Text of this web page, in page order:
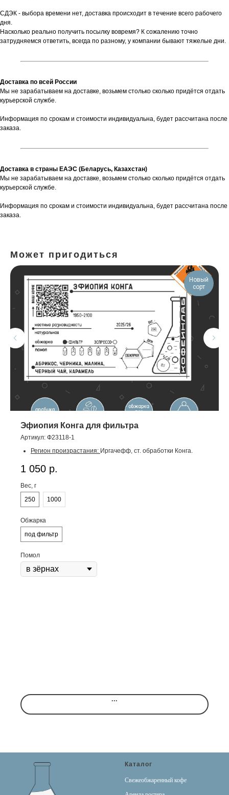
СДЭК - выбора времени нет, доставка происходит в течение всего рабочего
дня.
Насколько реально получить посылку вовремя? К сожалению точно
затрудняемся ответить, всегда по разному, у компании бывают тяжелые дни.
Доставка по всей России
Мы не зарабатываем на доставке, возьмем столько сколько придётся отдать
курьерской службе.
Информация по срокам и стоимости индивидуальна, будет рассчитана после
заказа.
Доставка в страны ЕАЭС (Беларусь, Казахстан)
Мы не зарабатываем на доставке, возьмем столько сколько придётся отдать
курьерской службе.
Информация по срокам и стоимости индивидуальна, будет рассчитана после
заказа.
Может пригодиться
Новый
сорт
Эфиопия Конга для фильтра
Артикул: Ф23118-1
Регион произрастания: Иргачефф, ст. обработки Конга.
Высота произрастания:
Классификация:
Урожай:2025-2026.
Оценка SCA:
карамель.
1 050 р.
Вес, г
250
1000
Обжарка
под фильтр
Помол
...
Каталог
Свежеобжаренный кофе